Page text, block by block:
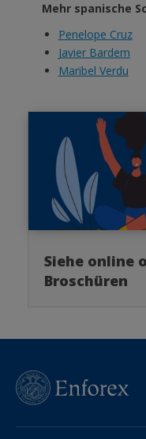
Mehr spanische
Penelope Cruz
Javier Bardem
Maribel Verdu
Siehe online
Broschüren